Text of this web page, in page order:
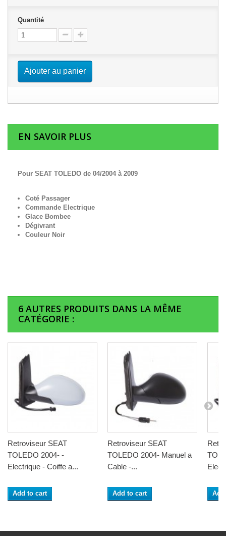
Quantité
Ajouter au panier
EN SAVOIR PLUS
Pour SEAT TOLEDO de 04/2004 à 2009
Coté Passager
Commande Electrique
Glace Bombee
Dégivrant
Couleur Noir
6 AUTRES PRODUITS DANS LA MÊME
CATÉGORIE :
Retroviseur SEAT
TOLEDO 2004- -
Electrique - Coiffe a...
Add to cart
Retroviseur SEAT
TOLEDO 2004- Manuel a
Cable -...
Add to cart